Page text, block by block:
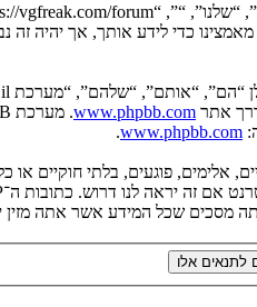
מאמצינו כדי לידע אותך, אך יהיה
www.phpbb.com
www.phpbb.com
.
אלימים, פוגעים, בלתי חוקיים